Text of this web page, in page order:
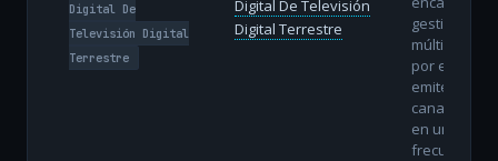
Digital De
Televisión Digital
Terrestre
Digital De Televisión
Digital Terrestre
gestionar el
múltiplex
por el que
emiten
canales de
en una
frecuencia.